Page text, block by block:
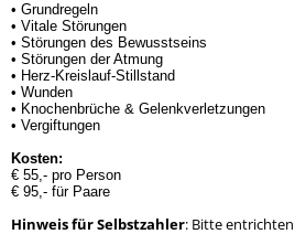
• Grundregeln
• Vitale Störungen
• Störungen des Bewusstseins
• Störungen der Atmung
• Herz-Kreislauf-Stillstand
• Wunden
• Knochenbrüche & Gelenkverletzungen
• Vergiftungen
Kosten:
€ 55,- pro Person
€ 95,- für Paare
Hinweis für Selbstzahler: Bitte